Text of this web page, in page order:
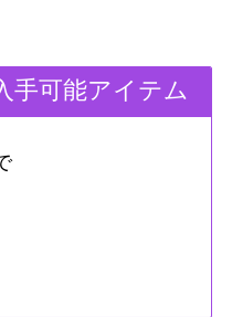
手可能アイテム